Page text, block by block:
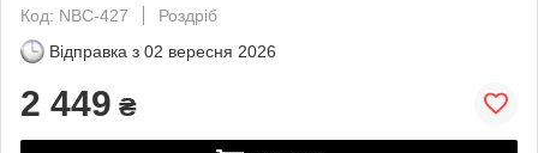
Код: NBC-427
Роздріб
Відправка з 02 вересня 2026
2 449 ₴